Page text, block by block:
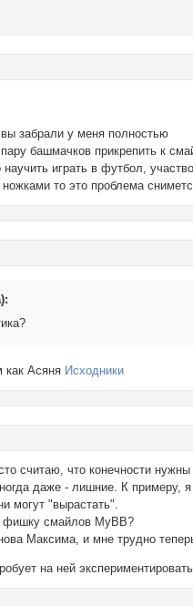
забрали у меня полностью
башмачков прикрепить к
играть в футбол,
то это проблема
как Асяня Исходники
считаю, что конечности
даже - лишние. К примеру,
могут "вырастать".
фишку смайлов МyВВ?
Максима, и мне трудно
на ней